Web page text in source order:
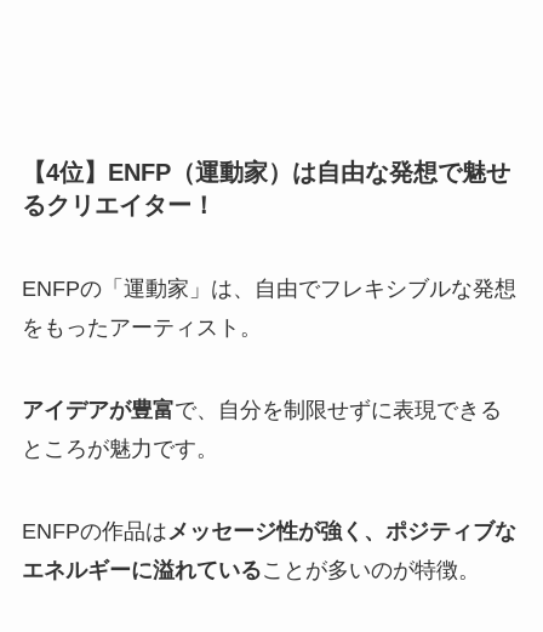
【4位】ENFP（運動家）は自由な発想で魅せ
るクリエイター！
ENFPの「運動家」は、自由でフレキシブルな発想
をもったアーティスト。
アイデアが豊富で、自分を制限せずに表現できる
ところが魅力です。
ENFPの作品はメッセージ性が強く、ポジティブな
エネルギーに溢れていることが多いのが特徴。